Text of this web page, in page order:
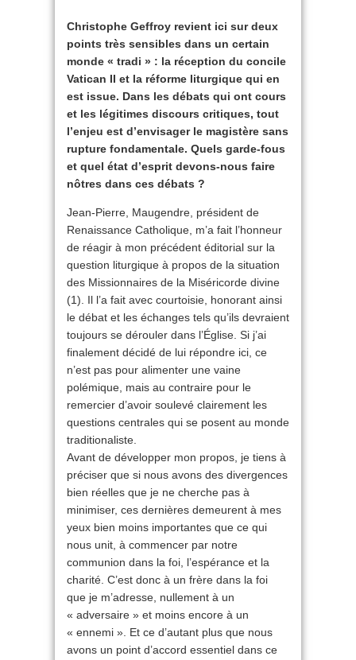
Christophe Geffroy revient ici sur deux
points très sensibles dans un certain
monde « tradi » : la réception du concile
Vatican II et la réforme liturgique qui en
est issue. Dans les débats qui ont cours
et les légitimes discours critiques, tout
l’enjeu est d’envisager le magistère sans
rupture fondamentale. Quels garde-fous
et quel état d’esprit devons-nous faire
nôtres dans ces débats ?
Jean-Pierre, Maugendre, président de
Renaissance Catholique, m’a fait l’honneur
de réagir à mon précédent éditorial sur la
question liturgique à propos de la situation
des Missionnaires de la Miséricorde divine
(1). Il l’a fait avec courtoisie, honorant ainsi
le débat et les échanges tels qu’ils devraient
toujours se dérouler dans l’Église. Si j’ai
finalement décidé de lui répondre ici, ce
n’est pas pour alimenter une vaine
polémique, mais au contraire pour le
remercier d’avoir soulevé clairement les
questions centrales qui se posent au monde
traditionaliste.
Avant de développer mon propos, je tiens à
préciser que si nous avons des divergences
bien réelles que je ne cherche pas à
minimiser, ces dernières demeurent à mes
yeux bien moins importantes que ce qui
nous unit, à commencer par notre
communion dans la foi, l’espérance et la
charité. C’est donc à un frère dans la foi
que je m’adresse, nullement à un
« adversaire » et moins encore à un
« ennemi ». Et ce d’autant plus que nous
avons un point d’accord essentiel dans ce